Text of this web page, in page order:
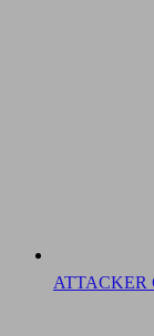
ATTACKER